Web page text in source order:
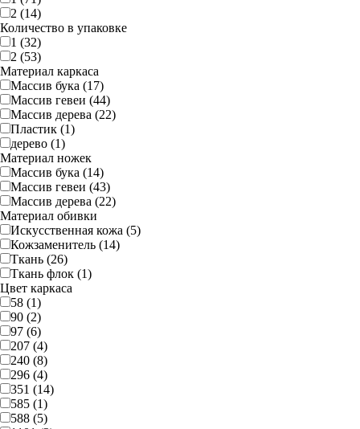
2 (14)
Количество в упаковке
1 (32)
2 (53)
Материал каркаса
Массив бука (17)
Массив гевеи (44)
Массив дерева (22)
Пластик (1)
дерево (1)
Материал ножек
Массив бука (14)
Массив гевеи (43)
Массив дерева (22)
Материал обивки
Искусственная кожа (5)
Кожзаменитель (14)
Ткань (26)
Ткань флок (1)
Цвет каркаса
58 (1)
90 (2)
97 (6)
207 (4)
240 (8)
296 (4)
351 (14)
585 (1)
588 (5)